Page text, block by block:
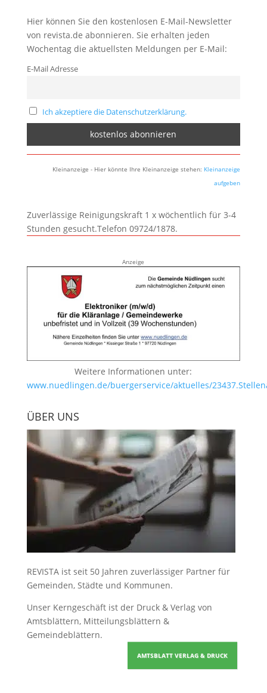
Hier können Sie den kostenlosen E-Mail-Newsletter
von revista.de abonnieren. Sie erhalten jeden
Wochentag die aktuellsten Meldungen per E-Mail:
E-Mail Adresse
Ich akzeptiere die Datenschutzerklärung.
Kleinanzeige - Hier könnte Ihre Kleinanzeige stehen: Kleinanzeige
aufgeben
Zuverlässige Reinigungskraft 1 x wöchentlich für 3-4
Stunden gesucht.Telefon 09724/1878.
Anzeige
Weitere Informationen unter:
www.nuedlingen.de/buergerservice/aktuelles/
ÜBER UNS
REVISTA ist seit 50 Jahren zuverlässiger Partner für
Gemeinden, Städte und Kommunen.
Unser Kerngeschäft ist der Druck & Verlag von
Amtsblättern, Mitteilungsblättern &
Gemeindeblättern.
AMTSBLATT VERLAG & DRUCK